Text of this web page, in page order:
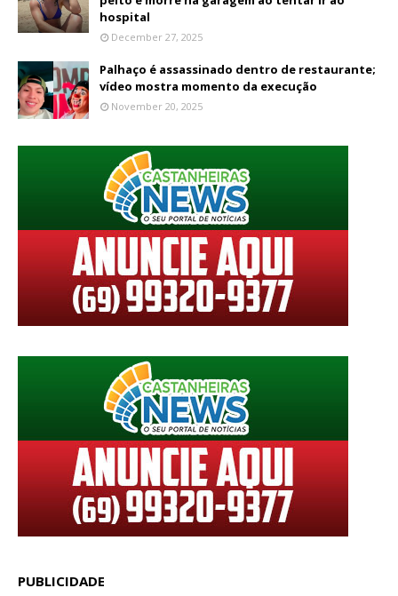
hospital
December 27, 2025
Palhaço é assassinado dentro de restaurante;
vídeo mostra momento da execução
November 20, 2025
PUBLICIDADE